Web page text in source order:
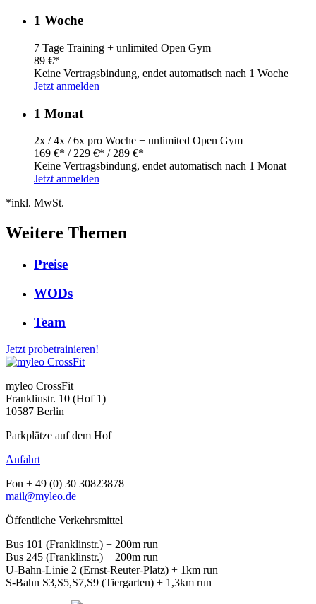
1 Woche
7 Tage Training + unlimited Open Gym
89 €*
Keine Vertragsbindung, endet automatisch nach 1 Woche
Jetzt anmelden
1 Monat
2x / 4x / 6x pro Woche + unlimited Open Gym
169 €* / 229 €* / 289 €*
Keine Vertragsbindung, endet automatisch nach 1 Monat
Jetzt anmelden
*inkl. MwSt.
Weitere Themen
Preise
WODs
Team
Jetzt probetrainieren!
myleo CrossFit
Franklinstr. 10 (Hof 1)
10587 Berlin
Parkplätze auf dem Hof
Anfahrt
Fon + 49 (0) 30 30823878
mail@myleo.de
Öffentliche Verkehrsmittel
Bus 101 (Franklinstr.) + 200m run
Bus 245 (Franklinstr.) + 200m run
U-Bahn-Linie 2 (Ernst-Reuter-Platz) + 1km run
S-Bahn S3,S5,S7,S9 (Tiergarten) + 1,3km run